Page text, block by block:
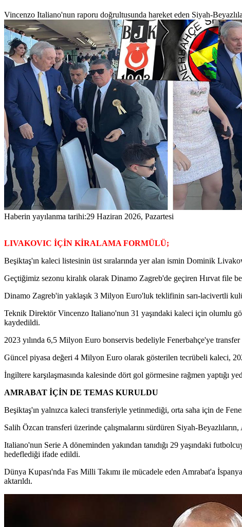
Vincenzo Italiano'nun raporu doğrultusunda hareket eden Siyah-
Haberin yayılanma tarihi:29 Haziran 2026, Pazartesi
LIVAKOVIC İÇİN KİRALAMA FORMÜLÜ;
Beşiktaş'ın kaleci listesinin üst sıralarında yer alan ismin Dominik
Geçtiğimiz sezonu kiralık olarak Dinamo Zagreb'de geçiren Hırvat file
Dinamo Zagreb'in yaklaşık 3 Milyon Euro'luk teklifinin sarı-lacivertli
Teknik Direktör Vincenzo Italiano'nun 31 yaşındaki kaleci için olumlu
kaydedildi.
2023 yılında 6,5 Milyon Euro bonservis bedeliyle Fenerbahçe'ye
Güncel piyasa değeri 4 Milyon Euro olarak gösterilen tecrübeli kaleci,
İngiltere karşılaşmasında kalesinde dört gol görmesine rağmen yaptığı
AMRABAT İÇİN DE TEMAS KURULDU
Beşiktaş'ın yalnızca kaleci transferiyle yetinmediği, orta saha için de
Salih Özcan transferi üzerinde çalışmalarını sürdüren Siyah-
Italiano'nun Serie A döneminden yakından tanıdığı 29 yaşındaki
hedeflediği ifade edildi.
Dünya Kupası'nda Fas Milli Takımı ile mücadele eden Amrabat'a
aktarıldı.